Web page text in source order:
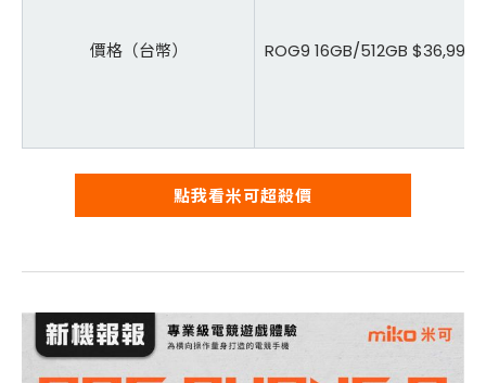
價格（台幣） ROG9 16GB/512GB $36,990
點我看米可超殺價